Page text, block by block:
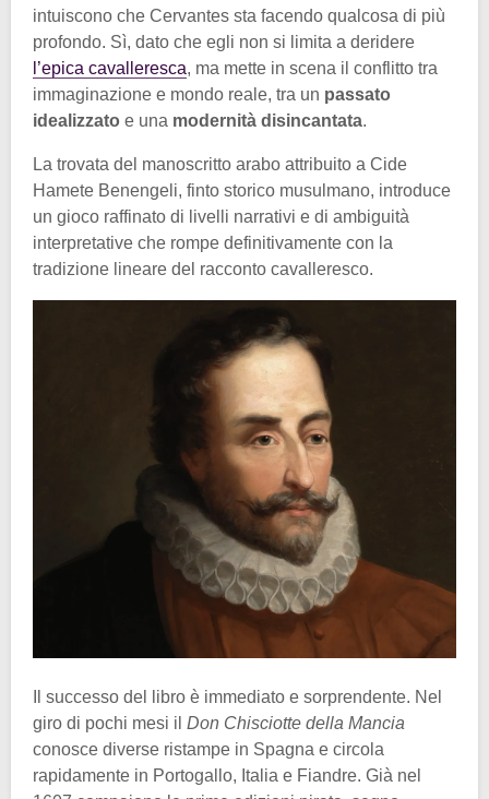
intuiscono che Cervantes sta facendo qualcosa di più
profondo. Sì, dato che egli non si limita a deridere
l’epica cavalleresca, ma mette in scena il conflitto tra
immaginazione e mondo reale, tra un passato
idealizzato e una modernità disincantata.
La trovata del manoscritto arabo attribuito a Cide
Hamete Benengeli, finto storico musulmano, introduce
un gioco raffinato di livelli narrativi e di ambiguità
interpretative che rompe definitivamente con la
tradizione lineare del racconto cavalleresco.
Il successo del libro è immediato e sorprendente. Nel
giro di pochi mesi il Don Chisciotte della Mancia
conosce diverse ristampe in Spagna e circola
rapidamente in Portogallo, Italia e Fiandre. Già nel